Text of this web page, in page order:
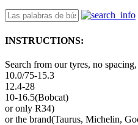
INSTRUCTIONS:
Search from our tyres, no
10.0/75-15.3
12.4-28
10-16.5(Bobcat)
or only R34)
or the brand(Taurus, Michelin,